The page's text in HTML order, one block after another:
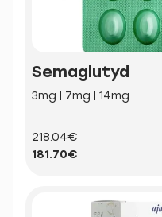
Semaglutyd
3mg | 7mg | 14mg
218.04€
181.70€